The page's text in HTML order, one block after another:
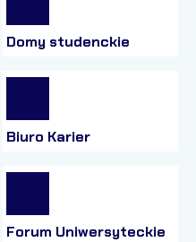
Domy studenckie
Biuro Karier
Forum Uniwersyteckie